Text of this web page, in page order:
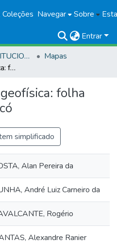
Navegar Sobre
Entrar
PRODUÇÃO INSTITUCIONAL
Mapas
Carta geológica-geofísica: folha SB.24-Z-B-I Caicó
folha
simplificado
Alan Pereira da
André Luiz Carneiro da
Rogério
Alexandre Ranier